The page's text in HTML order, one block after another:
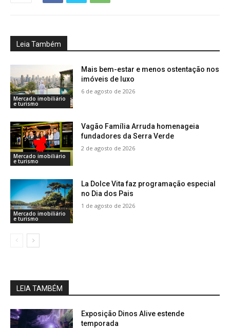
Leia Também
Mercado imobiliário
e turismo
Mais bem-estar e menos ostentação nos
imóveis de luxo
6 de agosto de 2026
Mercado imobiliário
e turismo
Vagão Família Arruda homenageia
fundadores da Serra Verde
2 de agosto de 2026
Mercado imobiliário
e turismo
La Dolce Vita faz programação especial
no Dia dos Pais
1 de agosto de 2026
LEIA TAMBÉM
Exposição Dinos Alive estende
temporada